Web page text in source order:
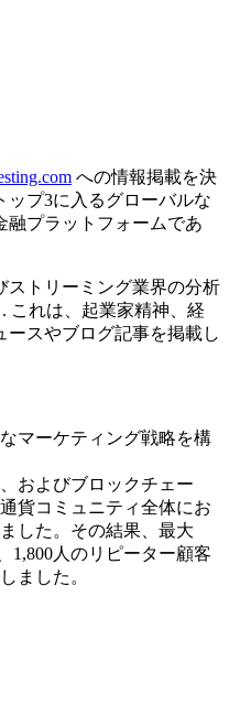
への情報掲載を決
ップ3に入るグローバルな
融プラットフォームであ
ストリーミング業界の分析
. これは、起業家精神、経
スやブログ記事を掲載し
マーケティング戦略を構
およびブロックチェー
貨コミュニティ全体にお
した。その結果、最大
1,800人のリピーター顧客
ました。